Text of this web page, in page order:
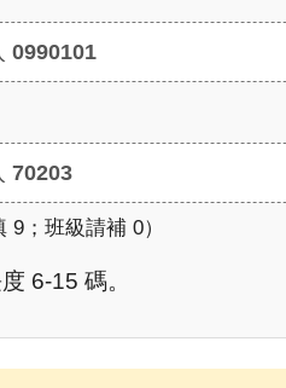
讀K歌大賽」實施計畫
0990101
70203
9；班級請補 0）
6-15 碼。